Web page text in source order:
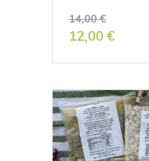
14,00 €
12,00 €